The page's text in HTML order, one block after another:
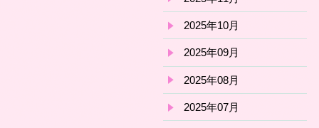
2025年10月
2025年09月
2025年08月
2025年07月